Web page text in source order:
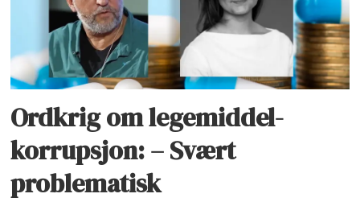
Ordkrig om legemiddel-
korrupsjon: – Svært
problematisk